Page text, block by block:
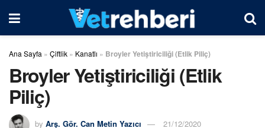
Ana Sayfa » Çiftlik » Kanatlı » Broyler Yetiştiriciliği (Etlik Piliç)
Broyler Yetiştiriciliği (Etlik
Piliç)
by Arş. Gör. Can Metin Yazıcı 21/12/2020